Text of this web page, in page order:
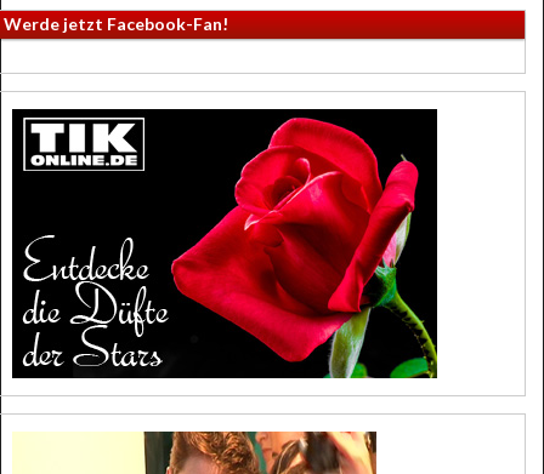
Werde jetzt Facebook-Fan!